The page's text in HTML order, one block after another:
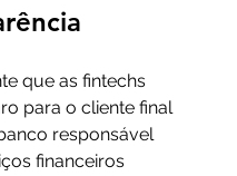
que as fintechs
para o cliente final
responsável
financeiros